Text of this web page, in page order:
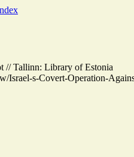
// Tallinn: Library of Estonia
Israel-s-Covert-Operation-